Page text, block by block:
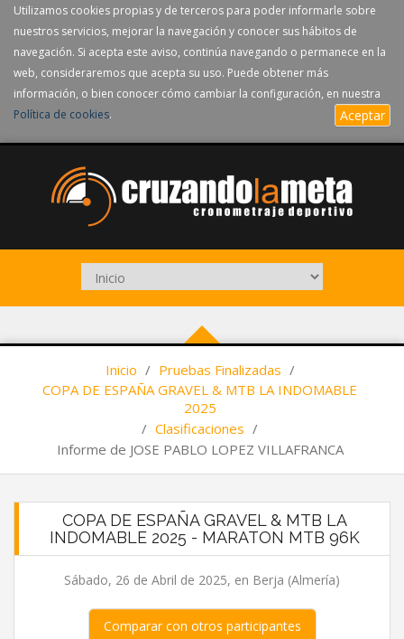
Utilizamos cookies propias y de terceros para poder informarle sobre
nuestros servicios, mejorar la navegación y conocer sus hábitos de
navegación. Si acepta este aviso, continúa navegando o permanece en la
web, consideraremos que acepta su uso. Puede obtener más
información, o bien conocer cómo cambiar la configuración, en nuestra
Política de cookies. Aceptar
Inicio / Pruebas Finalizadas /
COPA DE ESPAÑA GRAVEL & MTB LA INDOMABLE
2025
/ Clasificaciones /
Informe de JOSE PABLO LOPEZ VILLAFRANCA
COPA DE ESPAÑA GRAVEL & MTB LA
INDOMABLE 2025 - MARATON MTB 96K
Sábado, 26 de Abril de 2025, en Berja (Almería)
Comparar con otros participantes